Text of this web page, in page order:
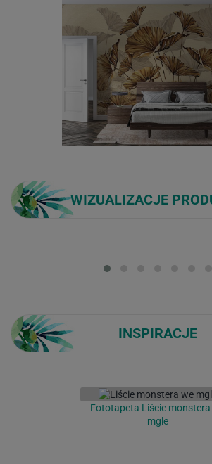
WIZUALIZACJE
INSPIRACJE
Fototapeta Liście monstera
mgle